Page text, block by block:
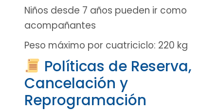
Niños desde 7 años pueden ir como
acompañantes
Peso máximo por cuatriciclo: 220 kg
Políticas de Reserva,
Cancelación y
Reprogramación